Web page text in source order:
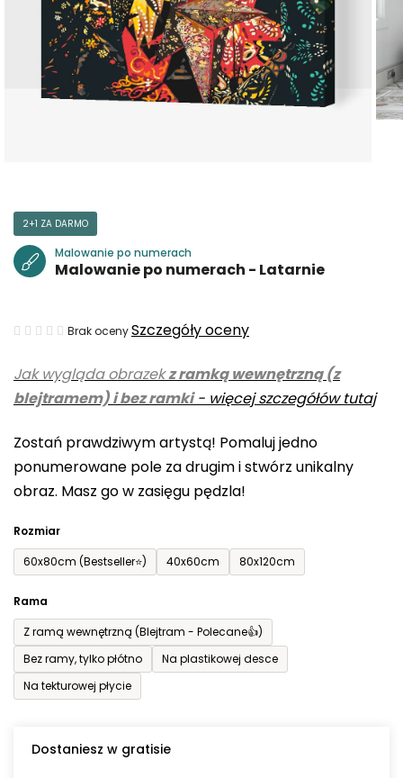
Jak wygląda obrazekz ramką wewnętrzną (z
blejtramem) i bez ramki- więcej szczegółów tutaj
Zostań prawdziwym artystą! Pomaluj jedno
ponumerowane pole za drugim i stwórz unikalny
obraz. Masz go w zasięgu pędzla!
Rozmiar
60x80cm (Bestseller⭐)
40x60cm 80x120cm
Rama
Z ramą wewnętrzną (Blejtram - Polecane👍)
Bez ramy, tylko płótno
Na plastikowej desce
Na tekturowej płycie
Dostaniesz w gratisie
2+1 ZA DARMO
Malowanie po numerach
Malowanie po numerach - Latarnie
Średnia
produktu
wynosi
na
5
gwiazdek.
Brak ocenySzczegóły oceny